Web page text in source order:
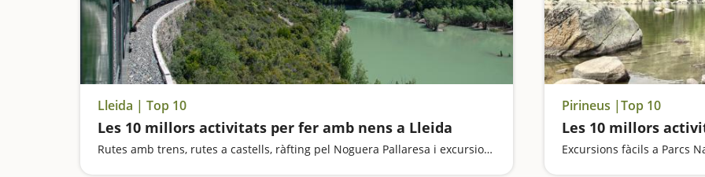
Lleida | Top 10
Les 10 millors activitats per fer amb nens a Lleida
Rutes amb trens, rutes a castells, ràfting pel Noguera Pallaresa i excursions a parcs naturals... Lleida és un destí ideal per visitar en família
Pirineus |Top 10
Les 10 millors